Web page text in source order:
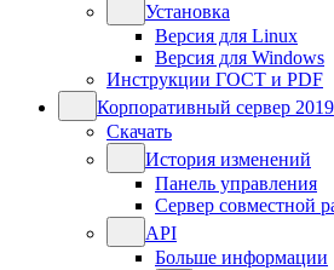
Установка
Версия для Linux
Версия для Windows
Инструкции ГОСТ и PDF
Корпоративный сервер 2019
Скачать
История изменений
Панель управления
Сервер совместной
API
Больше информации